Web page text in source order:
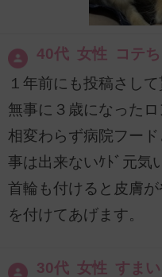
40代 女性 コテち
１年前にも投稿さして
無事に３歳になった
相変わらず病院フー
事は出来ないｹﾄﾞ元気
首輪も付けると皮膚
を付けてあげます。
30代 女性 すまい